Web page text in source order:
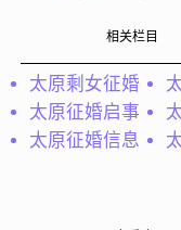
相关栏目
太原剩女征婚
太原征婚启事
太原征婚信息